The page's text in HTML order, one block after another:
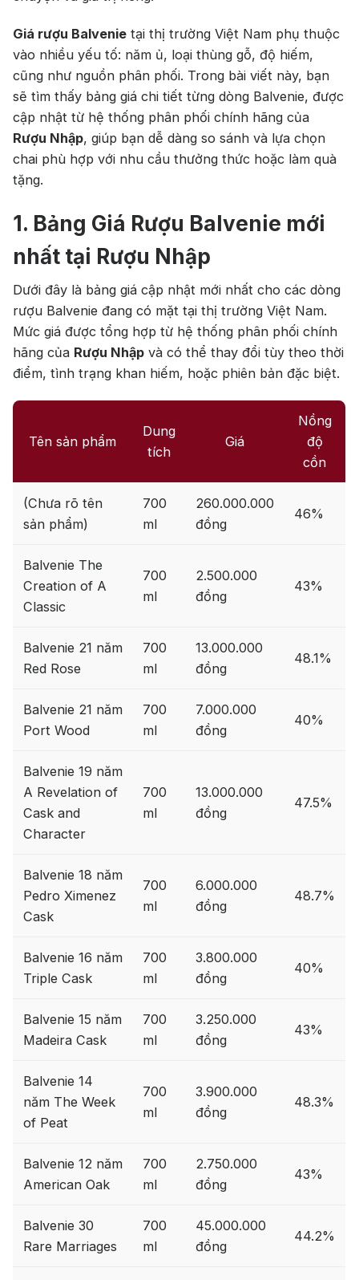
Giá rượu Balvenie tại thị trường Việt Nam phụ thuộc
vào nhiều yếu tố: năm ủ, loại thùng gỗ, độ hiếm,
cũng như nguồn phân phối. Trong bài viết này, bạn
sẽ tìm thấy bảng giá chi tiết từng dòng Balvenie, được
cập nhật từ hệ thống phân phối chính hãng của
Rượu Nhập, giúp bạn dễ dàng so sánh và lựa chọn
chai phù hợp với nhu cầu thưởng thức hoặc làm quà
tặng.
1. Bảng Giá Rượu Balvenie mới
nhất tại Rượu Nhập
Dưới đây là bảng giá cập nhật mới nhất cho các dòng
rượu Balvenie đang có mặt tại thị trường Việt Nam.
Mức giá được tổng hợp từ hệ thống phân phối chính
hãng của Rượu Nhập và có thể thay đổi tùy theo thời
điểm, tình trạng khan hiếm, hoặc phiên bản đặc biệt.
Tên sản phẩm
Dung
tích
Giá
Nồng
độ
cồn
(Chưa rõ tên
sản phẩm)
700
ml
260.000.000
đồng
46%
Balvenie The
Creation of A
Classic
700
ml
2.500.000
đồng
43%
Balvenie 21 năm
Red Rose
700
ml
13.000.000
đồng
48.1%
Balvenie 21 năm
Port Wood
700
ml
7.000.000
đồng
40%
Balvenie 19 năm
A Revelation of
Cask and
Character
700
ml
13.000.000
đồng
47.5%
Balvenie 18 năm
Pedro Ximenez
Cask
700
ml
6.000.000
đồng
48.7%
Balvenie 16 năm
Triple Cask
700
ml
3.800.000
đồng
40%
Balvenie 15 năm
Madeira Cask
700
ml
3.250.000
đồng
43%
Balvenie 14
năm The Week
of Peat
700
ml
3.900.000
đồng
48.3%
Balvenie 12 năm
American Oak
700
ml
2.750.000
đồng
43%
Balvenie 30
Rare Marriages
700
ml
45.000.000
đồng
44.2%